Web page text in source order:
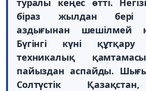
туралы кеңес өттi.
бiраз жылдан берi
аздығынан шешiлмей
Бүгiнгi күнi құтқару
техникалық
пайыздан аспайды.
Солтүстiк